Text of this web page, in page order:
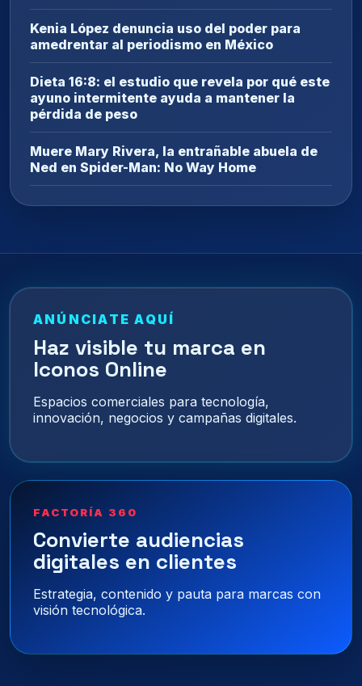
Kenia López denuncia uso del poder para
amedrentar al periodismo en México
Dieta 16:8: el estudio que revela por qué este
ayuno intermitente ayuda a mantener la
pérdida de peso
Muere Mary Rivera, la entrañable abuela de
Ned en Spider-Man: No Way Home
ANÚNCIATE AQUÍ
Haz visible tu marca en
Iconos Online
Espacios comerciales para tecnología,
innovación, negocios y campañas digitales.
FACTORÍA 360
Convierte audiencias
digitales en clientes
Estrategia, contenido y pauta para marcas con
visión tecnológica.